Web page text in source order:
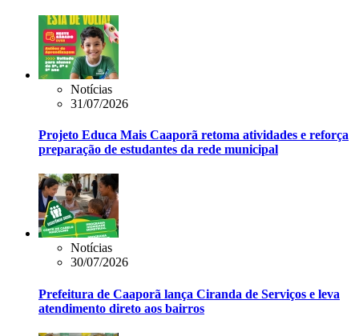
Notícias
31/07/2026
Projeto Educa Mais Caaporã retoma atividades e reforça
preparação de estudantes da rede municipal
Notícias
30/07/2026
Prefeitura de Caaporã lança Ciranda de Serviços e leva
atendimento direto aos bairros